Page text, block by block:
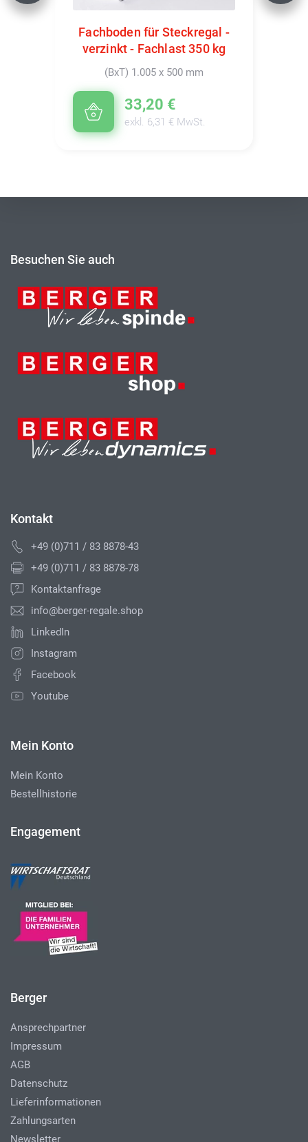
Fachboden für Steckregal -
verzinkt - Fachlast 350 kg
(BxT) 1.005 x 500 mm
33,20 €
exkl. 6,31 € MwSt.
Besuchen Sie auch
Kontakt
+49 (0)711 / 83 8878-43
+49 (0)711 / 83 8878-78
Kontaktanfrage
info@berger-regale.shop
LinkedIn
Instagram
Facebook
Youtube
Mein Konto
Mein Konto
Bestellhistorie
Engagement
Berger
Ansprechpartner
Impressum
AGB
Datenschutz
Lieferinformationen
Zahlungsarten
Newsletter